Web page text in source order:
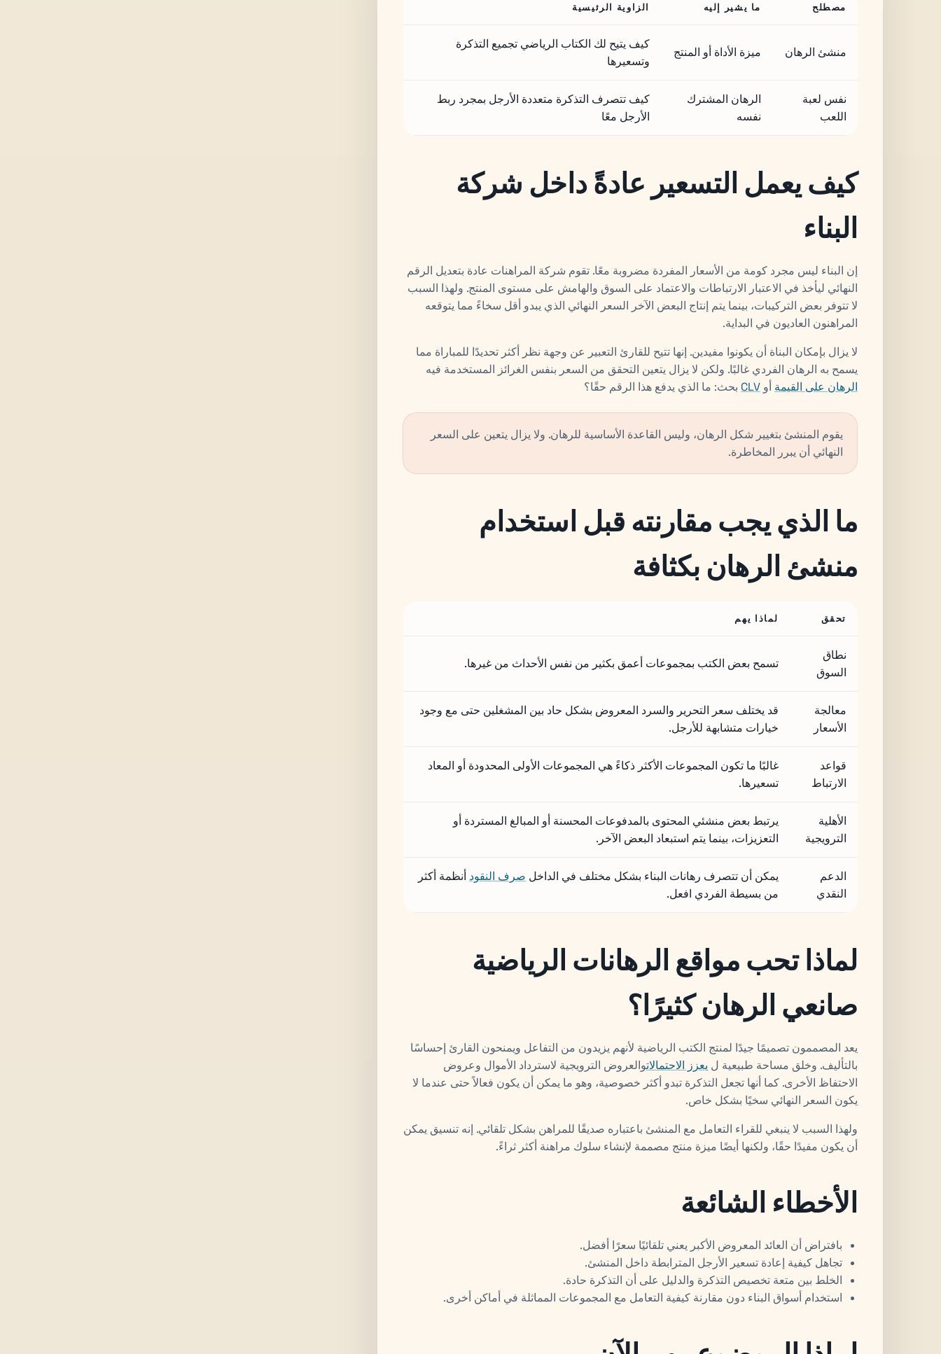
مصطلح ما يشير إليه الزاوية الرئيسية
منشئ الرهان ميزة الأداة أو المنتج
كيف يتيح لك الكتاب الرياضي تجميع التذكرة
وتسعيرها
نفس لعبة
اللعب
الرهان المشترك
نفسه
كيف تتصرف التذكرة متعددة الأرجل بمجرد ربط
الأرجل معًا
كيف يعمل التسعير عادةً داخل شركة
البناء
إن البناء ليس مجرد كومة من الأسعار المفردة مضروبة معًا. تقوم شركة المراهنات عادة بتعديل الرقم
النهائي ليأخذ في الاعتبار الارتباطات والاعتماد على السوق والهامش على مستوى المنتج. ولهذا السبب
لا تتوفر بعض التركيبات، بينما يتم إنتاج البعض الآخر السعر النهائي الذي يبدو أقل سخاءً مما يتوقعه
المراهنون العاديون في البداية.
لا يزال بإمكان البناة أن يكونوا مفيدين. إنها تتيح للقارئ التعبير عن وجهة نظر أكثر تحديدًا للمباراة مما
يسمح به الرهان الفردي غالبًا. ولكن لا يزال يتعين التحقق من السعر بنفس الغرائز المستخدمة فيه
الرهان على القيمة أو CLV بحث: ما الذي يدفع هذا الرقم حقًا؟
يقوم المنشئ بتغيير شكل الرهان، وليس القاعدة الأساسية للرهان. ولا يزال يتعين على السعر
النهائي أن يبرر المخاطرة.
ما الذي يجب مقارنته قبل استخدام
منشئ الرهان بكثافة
تحقق لماذا يهم
نطاق
السوق
تسمح بعض الكتب بمجموعات أعمق بكثير من نفس الأحداث من غيرها.
معالجة
الأسعار
قد يختلف سعر التحرير والسرد المعروض بشكل حاد بين المشغلين حتى مع وجود
خيارات متشابهة للأرجل.
قواعد
الارتباط
غالبًا ما تكون المجموعات الأكثر ذكاءً هي المجموعات الأولى المحدودة أو المعاد
تسعيرها.
الأهلية
الترويجية
يرتبط بعض منشئي المحتوى بالمدفوعات المحسنة أو المبالغ المستردة أو
التعزيزات، بينما يتم استبعاد البعض الآخر.
الدعم
النقدي
يمكن أن تتصرف رهانات البناء بشكل مختلف في الداخل صرف النقود أنظمة أكثر
من بسيطة الفردي افعل.
لماذا تحب مواقع الرهانات الرياضية
صانعي الرهان كثيرًا؟
يعد المصممون تصميمًا جيدًا لمنتج الكتب الرياضية لأنهم يزيدون من التفاعل ويمنحون القارئ إحساسًا
بالتأليف. وخلق مساحة طبيعية ل يعزز الاحتمالاتوالعروض الترويجية لاسترداد الأموال وعروض
الاحتفاظ الأخرى. كما أنها تجعل التذكرة تبدو أكثر خصوصية، وهو ما يمكن أن يكون فعالاً حتى عندما لا
يكون السعر النهائي سخيًا بشكل خاص.
ولهذا السبب لا ينبغي للقراء التعامل مع المنشئ باعتباره صديقًا للمراهن بشكل تلقائي. إنه تنسيق يمكن
أن يكون مفيدًا حقًا، ولكنها أيضًا ميزة منتج مصممة لإنشاء سلوك مراهنة أكثر ثراءً.
الأخطاء الشائعة
بافتراض أن العائد المعروض الأكبر يعني تلقائيًا سعرًا أفضل.
تجاهل كيفية إعادة تسعير الأرجل المترابطة داخل المنشئ.
الخلط بين متعة تخصيص التذكرة والدليل على أن التذكرة حادة.
استخدام أسواق البناء دون مقارنة كيفية التعامل مع المجموعات المماثلة في أماكن أخرى.